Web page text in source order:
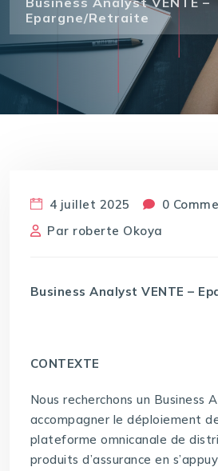
Epargne/Retraite
4 juillet 2025
0
Par roberte Okoya
Business Analyst VENTE –
CONTEXTE
Nous recherchons un Business
accompagner le déploiement
plateforme omnicanale de
produits d’assurance en